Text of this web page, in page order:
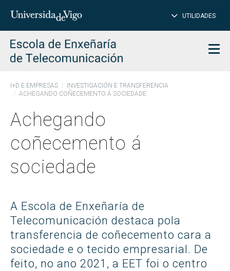
Introduce
para
buscar
UTILIDADES
I+D E EMPRESAS
INVESTIGACIÓN E TRANSFERENCIA
ACHEGANDO COÑECEMENTO Á SOCIEDADE
Achegando
coñecemento á
sociedade
A Escola de Enxeñaría de
Telecomunicación destaca pola
transferencia de coñecemento cara a
sociedade e o tecido empresarial. De
feito, no ano 2021, a EET foi o centro